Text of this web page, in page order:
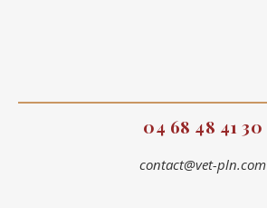
04 68 48 41 30
contact@vet-pln.com